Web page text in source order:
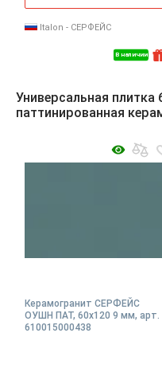
В наличии
Italon - СЕРФЕЙС
Универсальная плитка
паттинированная
Керамогранит СЕРФЕЙС
ОУШН ПАТ, 60x120 9 мм, арт.
610015000438